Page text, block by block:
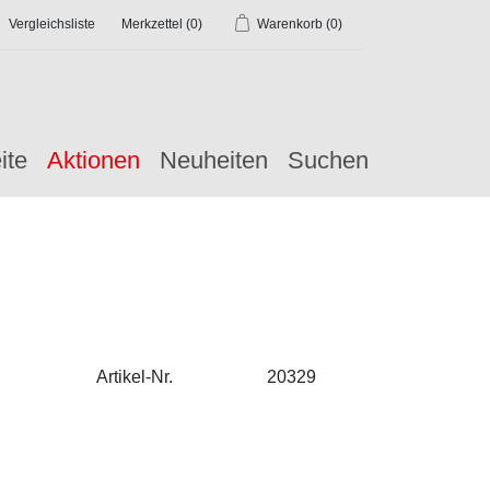
Vergleichsliste Merkzettel (0) Warenkorb (0)
Aktionen Neuheiten Suchen
Artikel-Nr. 20329